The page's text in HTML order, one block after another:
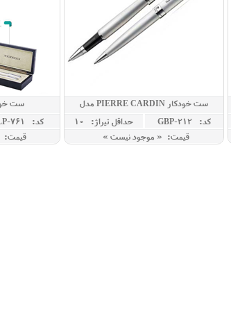
ست خودکار PIERRE CARDIN مدل
KNIGHT
کد: GBP-212
حداقل تيراژ: 10
قیمت: « موجود نیست »
ست
کد: LP-761
قیمت: 2,200,000 ريال